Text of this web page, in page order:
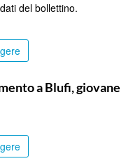
del bollettino.
a Blufi, giovane